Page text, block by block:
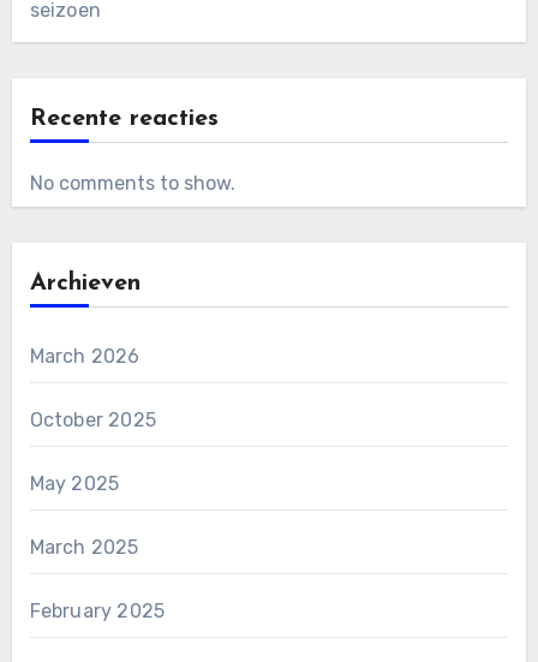
seizoen
Recente reacties
No comments to show.
Archieven
March 2026
October 2025
May 2025
March 2025
February 2025